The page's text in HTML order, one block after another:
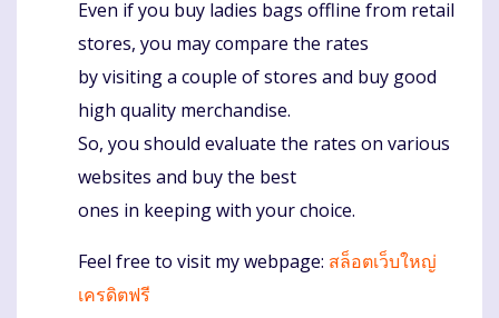
Even if you buy ladies bags offline from retail
stores, you may compare the rates
by visiting a couple of stores and buy good
high quality merchandise.
So, you should evaluate the rates on various
websites and buy the best
ones in keeping with your choice.
Feel free to visit my webpage: สล็อตเว็บใหญ่
เครดิตฟรี